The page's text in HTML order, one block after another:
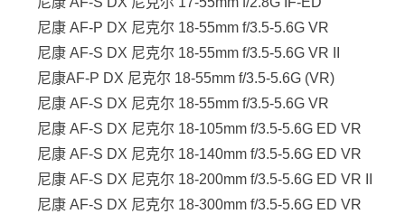
尼康 AF-P DX 尼克尔 18-55mm f/3.5-5.6G VR
尼康 AF-S DX 尼克尔 18-55mm f/3.5-5.6G VR II
尼康AF-P DX 尼克尔 18-55mm f/3.5-5.6G (VR)
尼康 AF-S DX 尼克尔 18-55mm f/3.5-5.6G VR
尼康 AF-S DX 尼克尔 18-105mm f/3.5-5.6G ED VR
尼康 AF-S DX 尼克尔 18-140mm f/3.5-5.6G ED VR
尼康 AF-S DX 尼克尔 18-200mm f/3.5-5.6G ED VR II
尼康 AF-S DX 尼克尔 18-300mm f/3.5-5.6G ED VR